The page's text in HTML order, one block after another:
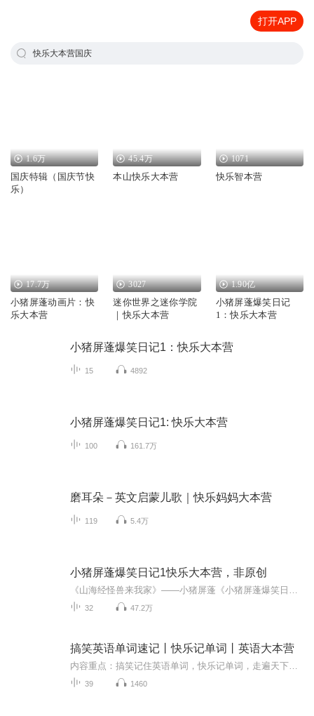
打开APP
快乐大本营国庆
1.6万
国庆特辑（国庆节快
乐）
45.4万
本山快乐大本营
1071
快乐智本营
17.7万
小猪屏蓬动画片：快
乐大本营
3027
迷你世界之迷你学院
｜快乐大本营
1.90亿
小猪屏蓬爆笑日记
1：快乐大本营
小猪屏蓬爆笑日记1：快乐大本营
15 4892
小猪屏蓬爆笑日记1: 快乐大本营
100 161.7万
磨耳朵－英文启蒙儿歌｜快乐妈妈大本营
119 5.4万
小猪屏蓬爆笑日记1快乐大本营，非原创
32 47.2万
搞笑英语单词速记丨快乐记单词丨英语大本营
39 1460